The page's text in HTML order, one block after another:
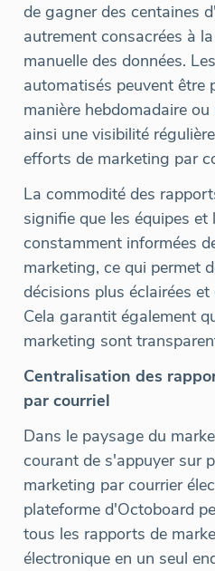
de gagner des centaines
autrement consacrées à
manuelle des données.
automatisés peuvent être
manière hebdomadaire
ainsi une visibilité
efforts de marketing par
La commodité des
signifie que les équipes
constamment informées
marketing, ce qui permet
décisions plus éclairées
Cela garantit également
marketing sont
Centralisation des
par courriel
Dans le paysage du
courant de s'appuyer sur
marketing par courrier
plateforme d'Octoboard
tous les rapports de
électronique en un seul